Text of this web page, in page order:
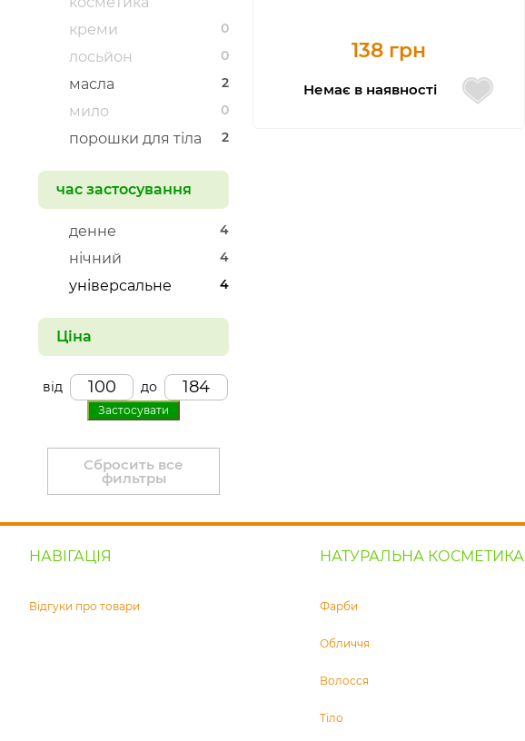
138 грн
Немає в наявності
0
креми
0
лосьйон
2
масла
0
мило
2
порошки для тіла
час застосування
4
денне
4
нічний
4
універсальне
Ціна
від до
Застосувати
Сбросить все
фильтры
НАВІГАЦІЯ
Відгуки про товари
НАТУРАЛЬНА КОСМЕТИКА
Фарби
Обличчя
Волосся
Тіло